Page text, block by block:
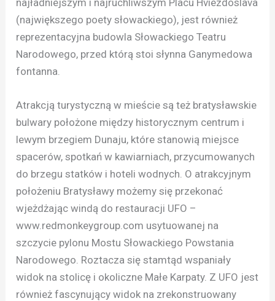
(największego poety słowackiego), jest również
reprezentacyjna budowla Słowackiego Teatru
Narodowego, przed którą stoi słynna Ganymedowa
fontanna.
Atrakcją turystyczną w mieście są też bratysławskie
bulwary położone między historycznym centrum i
lewym brzegiem Dunaju, które stanowią miejsce
spacerów, spotkań w kawiarniach, przycumowanych
do brzegu statków i hoteli wodnych. O atrakcyjnym
położeniu Bratysławy możemy się przekonać
wjeżdżając windą do restauracji UFO –
www.redmonkeygroup.com usytuowanej na
szczycie pylonu Mostu Słowackiego Powstania
Narodowego. Roztacza się stamtąd wspaniały
widok na stolicę i okoliczne Małe Karpaty. Z UFO jest
również fascynujący widok na zrekonstruowany